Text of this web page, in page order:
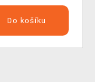
Do košíku